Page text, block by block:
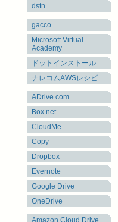
dstn
gacco
Microsoft Virtual
Academy
ドットインストール
ナレコムAWSレシピ
ADrive.com
Box.net
CloudMe
Copy
Dropbox
Evernote
Google Drive
OneDrive
Amazon Cloud Drive